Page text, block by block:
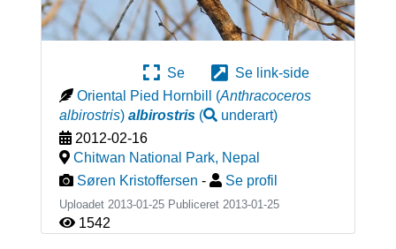
Se
Se link-side
Oriental Pied Hornbill
(Anthracoceros
albirostris) albirostris( underart)
2012-02-16
Chitwan National Park, Nepal
Søren Kristoffersen - Se profil
Uploadet 2013-01-25 Publiceret 2013-01-25
1542